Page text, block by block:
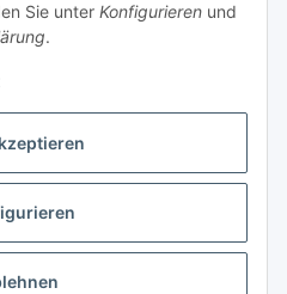
Sie unter Konfigurieren und
.
zzgl.Versand
an Behörden, Unternehmen und